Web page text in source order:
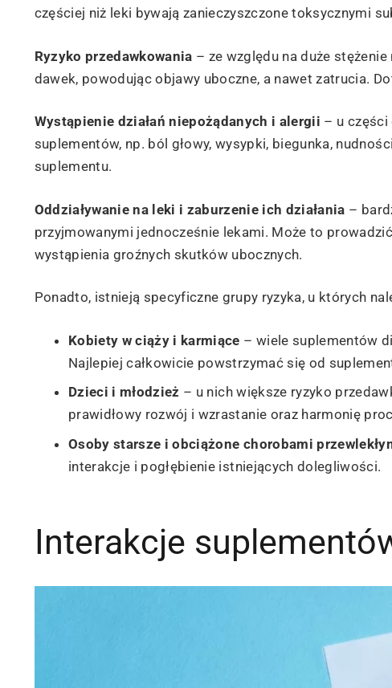
częściej niż leki bywają zanieczyszczone toksycznymi
Ryzyko przedawkowania – ze względu na duże
dawek, powodując objawy uboczne, a nawet zatrucia.
Wystąpienie działań niepożądanych i alergii – u części
suplementów, np. ból głowy, wysypki, biegunka,
suplementu.
Oddziaływanie na leki i zaburzenie ich działania –
przyjmowanymi jednocześnie lekami. Może to
wystąpienia groźnych skutków ubocznych.
Ponadto, istnieją specyficzne grupy ryzyka, u których
Kobiety w ciąży i karmiące – wiele suplementów
Najlepiej całkowicie powstrzymać się od
Dzieci i młodzież – u nich większe ryzyko
prawidłowy rozwój i wzrastanie oraz harmonię
Osoby starsze i obciążone chorobami
interakcje i pogłębienie istniejących dolegliwości.
Interakcje